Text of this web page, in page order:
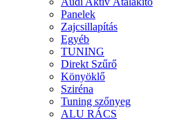
Panelek
Zajcsillapítás
Egyéb
TUNING
Direkt Szűrő
Könyöklő
Sziréna
Tuning szőnyeg
ALU RÁCS